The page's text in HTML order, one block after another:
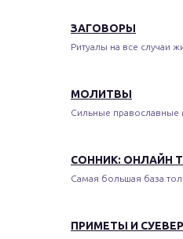
ЗАГОВОРЫ
Ритуалы на все случаи
МОЛИТВЫ
Сильные православные
СОННИК: ОНЛАЙН
Самая большая база
ПРИМЕТЫ И